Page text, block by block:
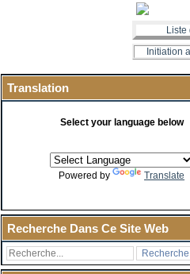
Liste
Initiation
Translation
Select your language below
Powered by Translate
Recherche Dans Ce Site Web